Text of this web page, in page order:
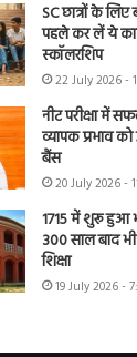
SC छात्रों के
पहले कर लें ये
स्कॉलरशिप
22 July 2026 -
नीट परीक्षा में
व्यापक प्रभाव को
बैंस
20 July 2026 -
1715 में शुरू हुआ
300 साल बाद भी
शिक्षा
19 July 2026 -